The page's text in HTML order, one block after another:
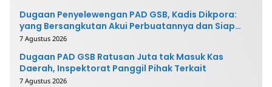
Dugaan Penyelewengan PAD GSB, Kadis Dikpora:
yang Bersangkutan Akui Perbuatannya dan Siap
Mengembalikan Uang
7 Agustus 2026
Dugaan PAD GSB Ratusan Juta tak Masuk Kas
Daerah, Inspektorat Panggil Pihak Terkait
7 Agustus 2026